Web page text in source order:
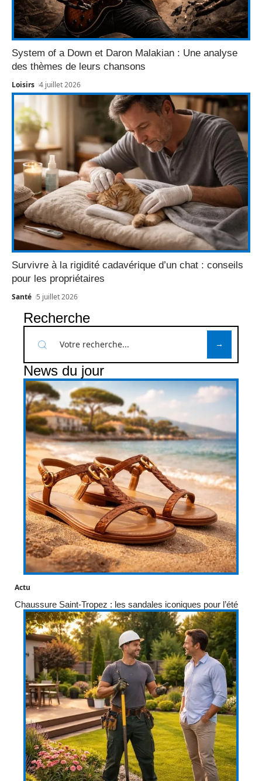
System of a Down et Daron Malakian : Une analyse
des thèmes de leurs chansons
Loisirs 4 juillet 2026
Survivre à la rigidité cadavérique d’un chat : conseils
pour les propriétaires
Santé 5 juillet 2026
Recherche
News du jour
Actu
Chaussure Saint-Tropez : les sandales iconiques pour l’été